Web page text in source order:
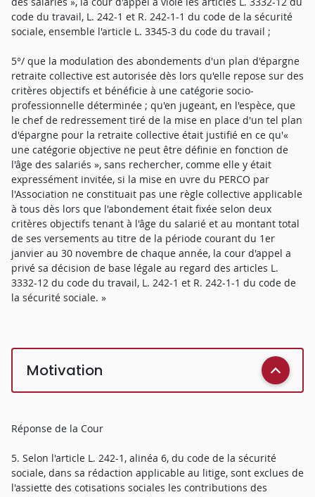
code du travail, L. 242-1 et R. 242-1-1 du code de la sécurité
sociale, ensemble l'article L. 3345-3 du code du travail ;
5°/ que la modulation des abondements d'un plan d'épargne
retraite collective est autorisée dès lors qu'elle repose sur des
critères objectifs et bénéficie à une catégorie socio-
professionnelle déterminée ; qu'en jugeant, en l'espèce, que
le chef de redressement tiré de la mise en place d'un tel plan
d'épargne pour la retraite collective était justifié en ce qu'«
une catégorie objective ne peut être définie en fonction de
l'âge des salariés », sans rechercher, comme elle y était
expressément invitée, si la mise en uvre du PERCO par
l'Association ne constituait pas une règle collective applicable
à tous dès lors que l'abondement était fixée selon deux
critères objectifs tenant à l'âge du salarié et au montant total
de ses versements au titre de la période courant du 1er
janvier au 30 novembre de chaque année, la cour d'appel a
privé sa décision de base légale au regard des articles L.
3332-12 du code du travail, L. 242-1 et R. 242-1-1 du code de
la sécurité sociale. »
Motivation
Réponse de la Cour
5. Selon l'article L. 242-1, alinéa 6, du code de la sécurité
sociale, dans sa rédaction applicable au litige, sont exclues de
l'assiette des cotisations sociales les contributions des